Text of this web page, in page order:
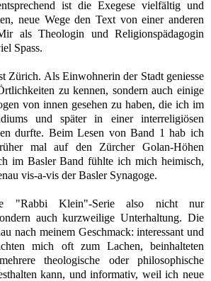
ist die Exegese vielfältig und
neue Wege den Text von einer anderen
als Theologin und Religionspädagogin
Spass.
Zürich. Als Einwohnerin der Stadt geniesse
zu kennen, sondern auch einige
von innen gesehen zu haben, die ich im
und später in einer interreligiösen
durfte. Beim Lesen von Band 1 hab ich
mal auf den Zürcher Golan-Höhen
im Basler Band fühlte ich mich heimisch,
vis-a-vis der Basler Synagoge.
"Rabbi Klein"-Serie also nicht nur
auch kurzweilige Unterhaltung. Die
nach meinem Geschmack: interessant und
mich oft zum Lachen, beinhalteten
theologische oder philosophische
kann, und informativ, weil ich neue